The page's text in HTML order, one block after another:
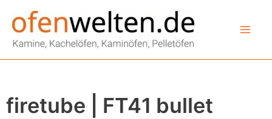
Inhalt
springen
firetube | FT41 bullet